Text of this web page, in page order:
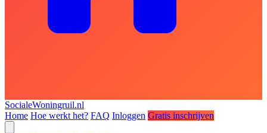
SocialeWoningruil.nl
Home Hoe werkt het? FAQ Inloggen Gratis inschrijven